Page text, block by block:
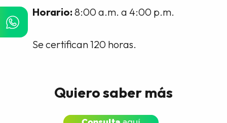
Horario:8:00 a.m. a 4:00 p.m.
Se certifican 120 horas.
Quiero saber más